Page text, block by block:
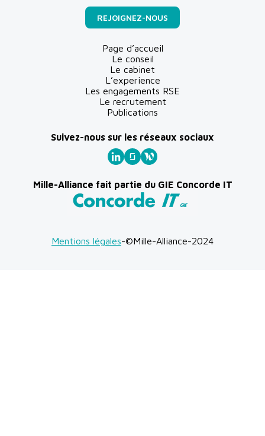
REJOIGNEZ-NOUS
Page d’accueil
Le conseil
Le cabinet
L’experience
Les engagements RSE
Le recrutement
Publications
Suivez-nous sur les réseaux sociaux
Mille-Alliance fait partie du GIE Concorde IT
Mentions légales-©Mille-Alliance-2024